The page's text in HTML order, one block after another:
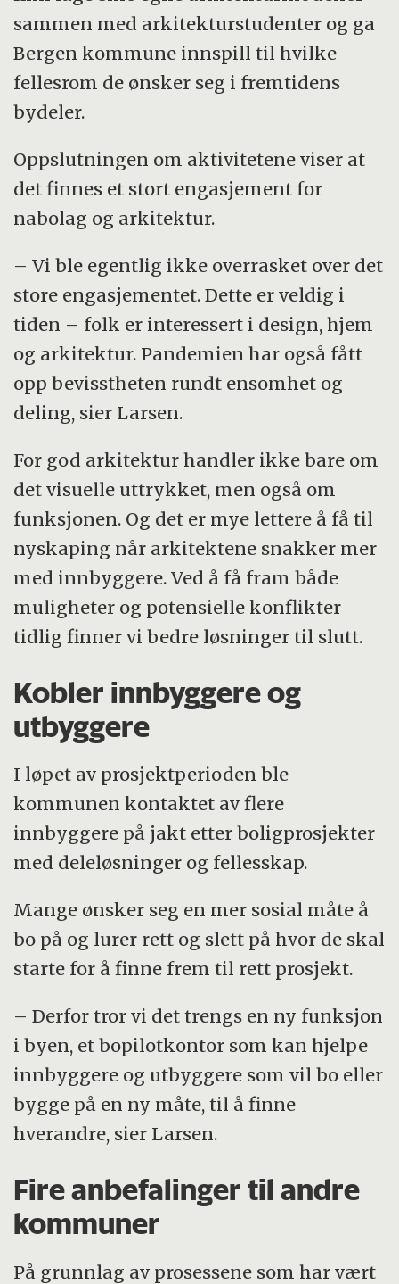
sammen med arkitekturstudenter og ga
Bergen kommune innspill til hvilke
fellesrom de ønsker seg i fremtidens
bydeler.
Oppslutningen om aktivitetene viser at
det finnes et stort engasjement for
nabolag og arkitektur.
– Vi ble egentlig ikke overrasket over det
store engasjementet. Dette er veldig i
tiden – folk er interessert i design, hjem
og arkitektur. Pandemien har også fått
opp bevisstheten rundt ensomhet og
deling, sier Larsen.
For god arkitektur handler ikke bare om
det visuelle uttrykket, men også om
funksjonen. Og det er mye lettere å få til
nyskaping når arkitektene snakker mer
med innbyggere. Ved å få fram både
muligheter og potensielle konflikter
tidlig finner vi bedre løsninger til slutt.
Kobler innbyggere og
utbyggere
I løpet av prosjektperioden ble
kommunen kontaktet av flere
innbyggere på jakt etter boligprosjekter
med deleløsninger og fellesskap.
Mange ønsker seg en mer sosial måte å
bo på og lurer rett og slett på hvor de skal
starte for å finne frem til rett prosjekt.
– Derfor tror vi det trengs en ny funksjon
i byen, et bopilotkontor som kan hjelpe
innbyggere og utbyggere som vil bo eller
bygge på en ny måte, til å finne
hverandre, sier Larsen.
Fire anbefalinger til andre
kommuner
På grunnlag av prosessene som har vært